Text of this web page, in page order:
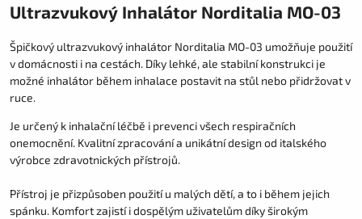
Ultrazvukový Inhalátor Norditalia MO-03
Špičkový ultrazvukový inhalátor Norditalia MO-03 umožňuje použití
v domácnosti i na cestách. Díky lehké, ale stabilní konstrukci je
možné inhalátor během inhalace postavit na stůl nebo přidržovat v
ruce.
Je určený k inhalační léčbě i prevenci všech respiračních
onemocnění. Kvalitní zpracování a unikátní design od italského
výrobce zdravotnických přístrojů.
Přístroj je přizpůsoben použití u malých dětí, a to i během jejich
spánku. Komfort zajistí i dospělým uživatelům díky širokým